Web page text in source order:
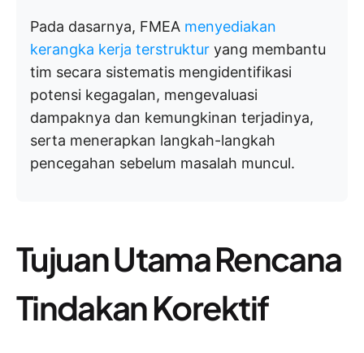
Pada dasarnya, FMEA menyediakan
kerangka kerja terstruktur yang membantu
tim secara sistematis mengidentifikasi
potensi kegagalan, mengevaluasi
dampaknya dan kemungkinan terjadinya,
serta menerapkan langkah-langkah
pencegahan sebelum masalah muncul.
Tujuan Utama Rencana
Tindakan Korektif